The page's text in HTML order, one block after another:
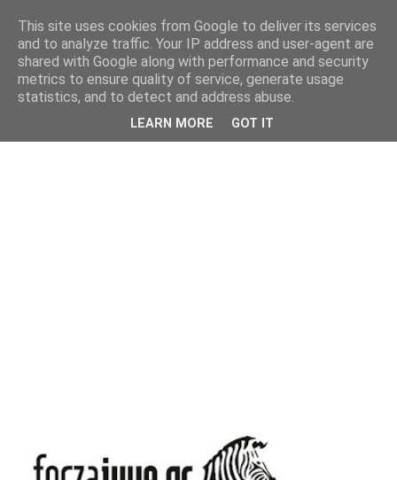
This site uses cookies from Google to deliver its services
and to analyze traffic. Your IP address and user-agent are
shared with Google along with performance and security
metrics to ensure quality of service, generate usage
statistics, and to detect and address abuse.
LEARN MORE GOT IT